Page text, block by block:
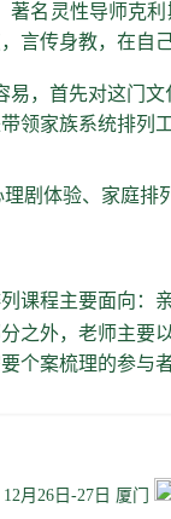
著名灵性导师克
言传身教，在自
，首先对这门
领家族系统排
剧体验、家庭排
课程主要面向：
之外，老师主要
个案梳理的参与
月26日-27日 厦门